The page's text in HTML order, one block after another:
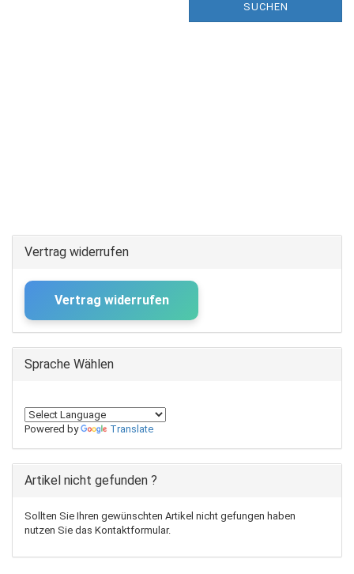
SUCHEN
Vertrag widerrufen
Vertrag widerrufen
Sprache Wählen
Powered by Translate
Artikel nicht gefunden ?
Sollten Sie Ihren gewünschten Artikel nicht gefungen haben
nutzen Sie das Kontaktformular.